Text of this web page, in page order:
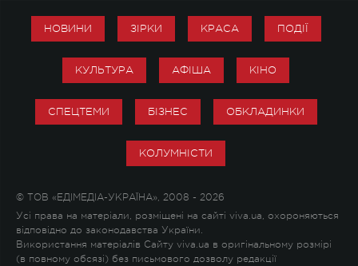
НОВИНИ ЗІРКИ КРАСА ПОДІЇ
КУЛЬТУРА АФІША КІНО
СПЕЦТЕМИ БІЗНЕС ОБКЛАДИНКИ
КОЛУМНІСТИ
© ТОВ «ЕДІМЕДІА-УКРАЇНА», 2008 - 2026
Усі права на матеріали, розміщені на сайті viva.ua, охороняються
відповідно до законодавства України.
Використання матеріалів Сайту viva.ua в оригінальному розмірі
(в повному обсязі) без письмового дозволу редакції